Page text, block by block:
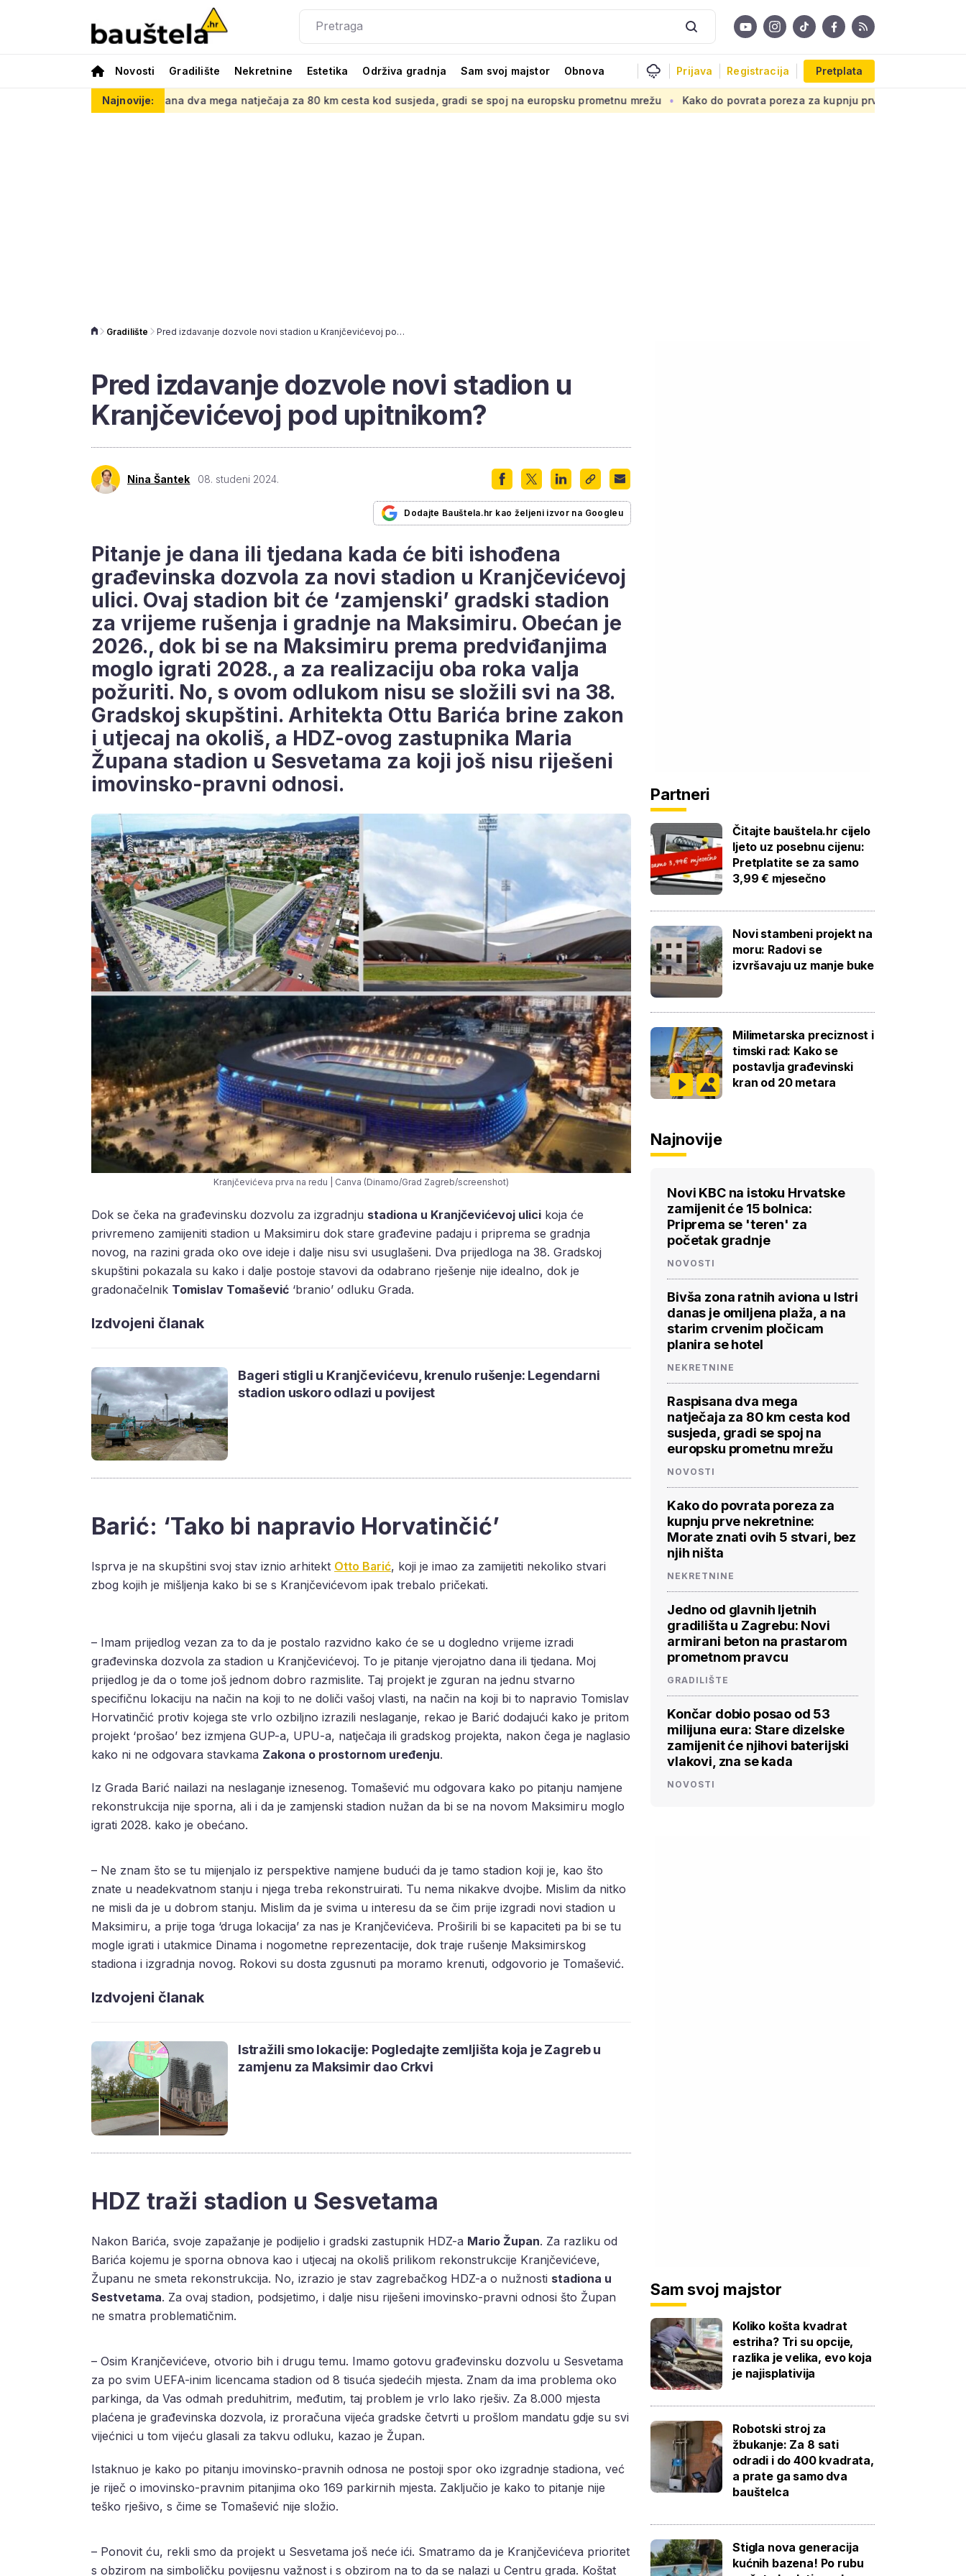
Novosti Gradilište Nekretnine Estetika Održiva gradnja Sam svoj majstor Obnova Prijava Registracija Pretplata
Najnovije:
Raspisana dva mega natječaja za 80 km cesta kod susjeda, gradi se spoj na europsku prometnu mrežu Kako do povrata poreza za kupnju prve nekretnine: Morate znati ovih
Gradilište Pred izdavanje dozvole novi stadion u Kranjčevićevoj pod upitnikom?
Pred izdavanje dozvole novi stadion u
Kranjčevićevoj pod upitnikom?
Nina Šantek 08. studeni 2024.
Dodajte Bauštela.hr kao željeni izvor na Googleu
Pitanje je dana ili tjedana kada će biti ishođena
građevinska dozvola za novi stadion u Kranjčevićevoj
ulici. Ovaj stadion bit će ‘zamjenski’ gradski stadion
za vrijeme rušenja i gradnje na Maksimiru. Obećan je
2026., dok bi se na Maksimiru prema predviđanjima
moglo igrati 2028., a za realizaciju oba roka valja
požuriti. No, s ovom odlukom nisu se složili svi na 38.
Gradskoj skupštini. Arhitekta Ottu Barića brine zakon
i utjecaj na okoliš, a HDZ-ovog zastupnika Maria
Župana stadion u Sesvetama za koji još nisu riješeni
imovinsko-pravni odnosi.
Kranjčevićeva prva na redu | Canva (Dinamo/Grad Zagreb/screenshot)
Dok se čeka na građevinsku dozvolu za izgradnju stadiona u Kranjčevićevoj ulici koja će
privremeno zamijeniti stadion u Maksimiru dok stare građevine padaju i priprema se gradnja
novog, na razini grada oko ove ideje i dalje nisu svi usuglašeni. Dva prijedloga na 38. Gradskoj
skupštini pokazala su kako i dalje postoje stavovi da odabrano rješenje nije idealno, dok je
gradonačelnik Tomislav Tomašević ‘branio’ odluku Grada.
Izdvojeni članak
Bageri stigli u Kranjčevićevu, krenulo rušenje: Legendarni
stadion uskoro odlazi u povijest
Barić: ‘Tako bi napravio Horvatinčić’
Isprva je na skupštini svoj stav iznio arhitekt Otto Barić, koji je imao za zamijetiti nekoliko stvari
zbog kojih je mišljenja kako bi se s Kranjčevićevom ipak trebalo pričekati.
– Imam prijedlog vezan za to da je postalo razvidno kako će se u dogledno vrijeme izradi
građevinska dozvola za stadion u Kranjčevićevoj. To je pitanje vjerojatno dana ili tjedana. Moj
prijedlog je da o tome još jednom dobro razmislite. Taj projekt je zguran na jednu stvarno
specifičnu lokaciju na način na koji to ne doliči vašoj vlasti, na način na koji bi to napravio Tomislav
Horvatinčić protiv kojega ste vrlo ozbiljno izrazili neslaganje, rekao je Barić dodajući kako je pritom
projekt ‘prošao’ bez izmjena GUP-a, UPU-a, natječaja ili gradskog projekta, nakon čega je naglasio
kako ni ne odgovara stavkama Zakona o prostornom uređenju.
Iz Grada Barić nailazi na neslaganje iznesenog. Tomašević mu odgovara kako po pitanju namjene
rekonstrukcija nije sporna, ali i da je zamjenski stadion nužan da bi se na novom Maksimiru moglo
igrati 2028. kako je obećano.
– Ne znam što se tu mijenjalo iz perspektive namjene budući da je tamo stadion koji je, kao što
znate u neadekvatnom stanju i njega treba rekonstruirati. Tu nema nikakve dvojbe. Mislim da nitko
ne misli da je u dobrom stanju. Mislim da je svima u interesu da se čim prije izgradi novi stadion u
Maksimiru, a prije toga ‘druga lokacija’ za nas je Kranjčevićeva. Proširili bi se kapaciteti pa bi se tu
mogle igrati i utakmice Dinama i nogometne reprezentacije, dok traje rušenje Maksimirskog
stadiona i izgradnja novog. Rokovi su dosta zgusnuti pa moramo krenuti, odgovorio je Tomašević.
Izdvojeni članak
Istražili smo lokacije: Pogledajte zemljišta koja je Zagreb u
zamjenu za Maksimir dao Crkvi
HDZ traži stadion u Sesvetama
Nakon Barića, svoje zapažanje je podijelio i gradski zastupnik HDZ-a Mario Župan. Za razliku od
Barića kojemu je sporna obnova kao i utjecaj na okoliš prilikom rekonstrukcije Kranjčevićeve,
Županu ne smeta rekonstrukcija. No, izrazio je stav zagrebačkog HDZ-a o nužnosti stadiona u
Sestvetama. Za ovaj stadion, podsjetimo, i dalje nisu riješeni imovinsko-pravni odnosi što Župan
ne smatra problematičnim.
– Osim Kranjčevićeve, otvorio bih i drugu temu. Imamo gotovu građevinsku dozvolu u Sesvetama
za po svim UEFA-inim licencama stadion od 8 tisuća sjedećih mjesta. Znam da ima problema oko
parkinga, da Vas odmah preduhitrim, međutim, taj problem je vrlo lako rješiv. Za 8.000 mjesta
plaćena je građevinska dozvola, iz proračuna vijeća gradske četvrti u prošlom mandatu gdje su svi
vijećnici u tom vijeću glasali za takvu odluku, kazao je Župan.
Istaknuo je kako po pitanju imovinsko-pravnih odnosa ne postoji spor oko izgradnje stadiona, već
je riječ o imovinsko-pravnim pitanjima oko 169 parkirnih mjesta. Zaključio je kako to pitanje nije
teško rješivo, s čime se Tomašević nije složio.
– Ponovit ću, rekli smo da projekt u Sesvetama još neće ići. Smatramo da je Kranjčevićeva prioritet
s obzirom na simboličku povijesnu važnost i s obzirom na to da se nalazi u Centru grada. Koštat
Partneri
Čitajte bauštela.hr cijelo
ljeto uz posebnu cijenu:
Pretplatite se za samo
3,99 € mjesečno
Novi stambeni projekt na
moru: Radovi se
izvršavaju uz manje buke
Milimetarska preciznost i
timski rad: Kako se
postavlja građevinski
kran od 20 metara
Najnovije
Novi KBC na istoku Hrvatske
zamijenit će 15 bolnica:
Priprema se 'teren' za
početak gradnje
NOVOSTI
Bivša zona ratnih aviona u Istri
danas je omiljena plaža, a na
starim crvenim pločicam
planira se hotel
NEKRETNINE
Raspisana dva mega
natječaja za 80 km cesta kod
susjeda, gradi se spoj na
europsku prometnu mrežu
NOVOSTI
Kako do povrata poreza za
kupnju prve nekretnine:
Morate znati ovih 5 stvari, bez
njih ništa
NEKRETNINE
Jedno od glavnih ljetnih
gradilišta u Zagrebu: Novi
armirani beton na prastarom
prometnom pravcu
GRADILIŠTE
Končar dobio posao od 53
milijuna eura: Stare dizelske
zamijenit će njihovi baterijski
vlakovi, zna se kada
NOVOSTI
Sam svoj majstor
Koliko košta kvadrat
estriha? Tri su opcije,
razlika je velika, evo koja
je najisplativija
Robotski stroj za
žbukanje: Za 8 sati
odradi i do 400 kvadrata,
a prate ga samo dva
bauštelca
Stigla nova generacija
kućnih bazena! Po rubu